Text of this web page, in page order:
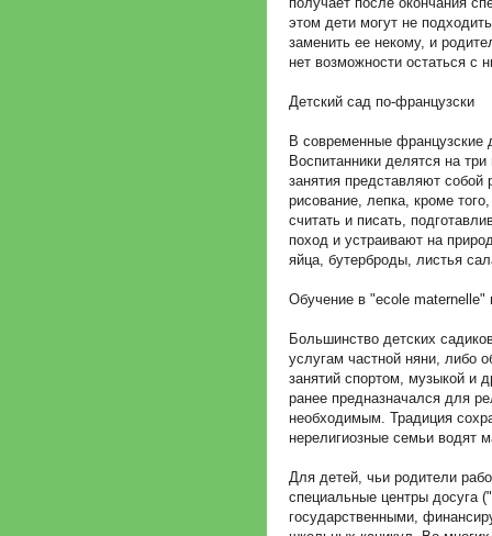
этом дети могут не
заменить ее некому, и
нет возможности остаться с
Детский сад по-французски
В современные французские
Воспитанники делятся на
занятия представляют собой
рисование, лепка, кроме
считать и писать,
поход и устраивают на
яйца, бутерброды, листья
Обучение в "ecole maternelle"
Большинство детских
услугам частной няни, либо
занятий спортом, музыкой и
ранее предназначался для
необходимым. Традиция
нерелигиозные семьи водят
Для детей, чьи родители
специальные центры досуга
государственными,